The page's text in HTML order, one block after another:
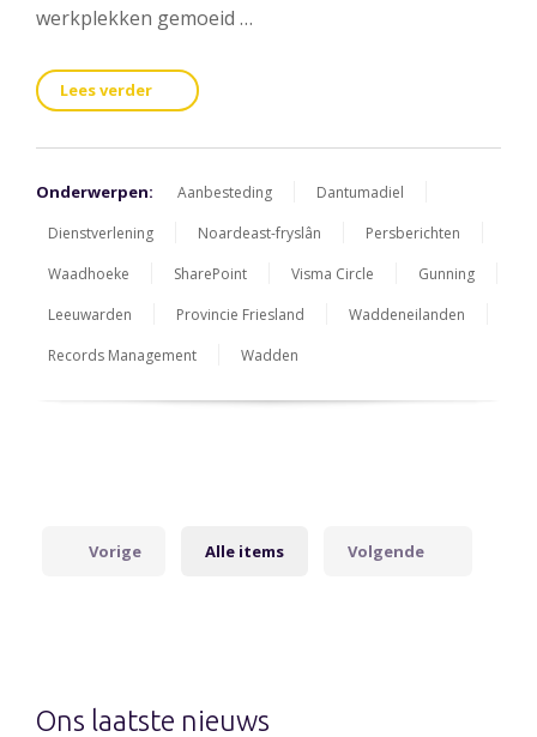
werkplekken gemoeid …
Lees verder
Onderwerpen: Aanbesteding
Dantumadiel
Dienstverlening
Noardeast-fryslân
Persberichten
Waadhoeke
SharePoint Visma Circle
Gunning
Leeuwarden
Provincie Friesland
Waddeneilanden
Records Management
Wadden
Vorige Alle items Volgende
Ons laatste nieuws